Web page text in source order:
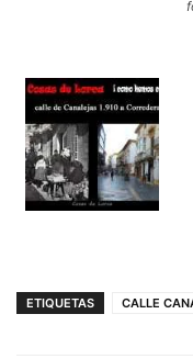
ETIQUETAS CALLE